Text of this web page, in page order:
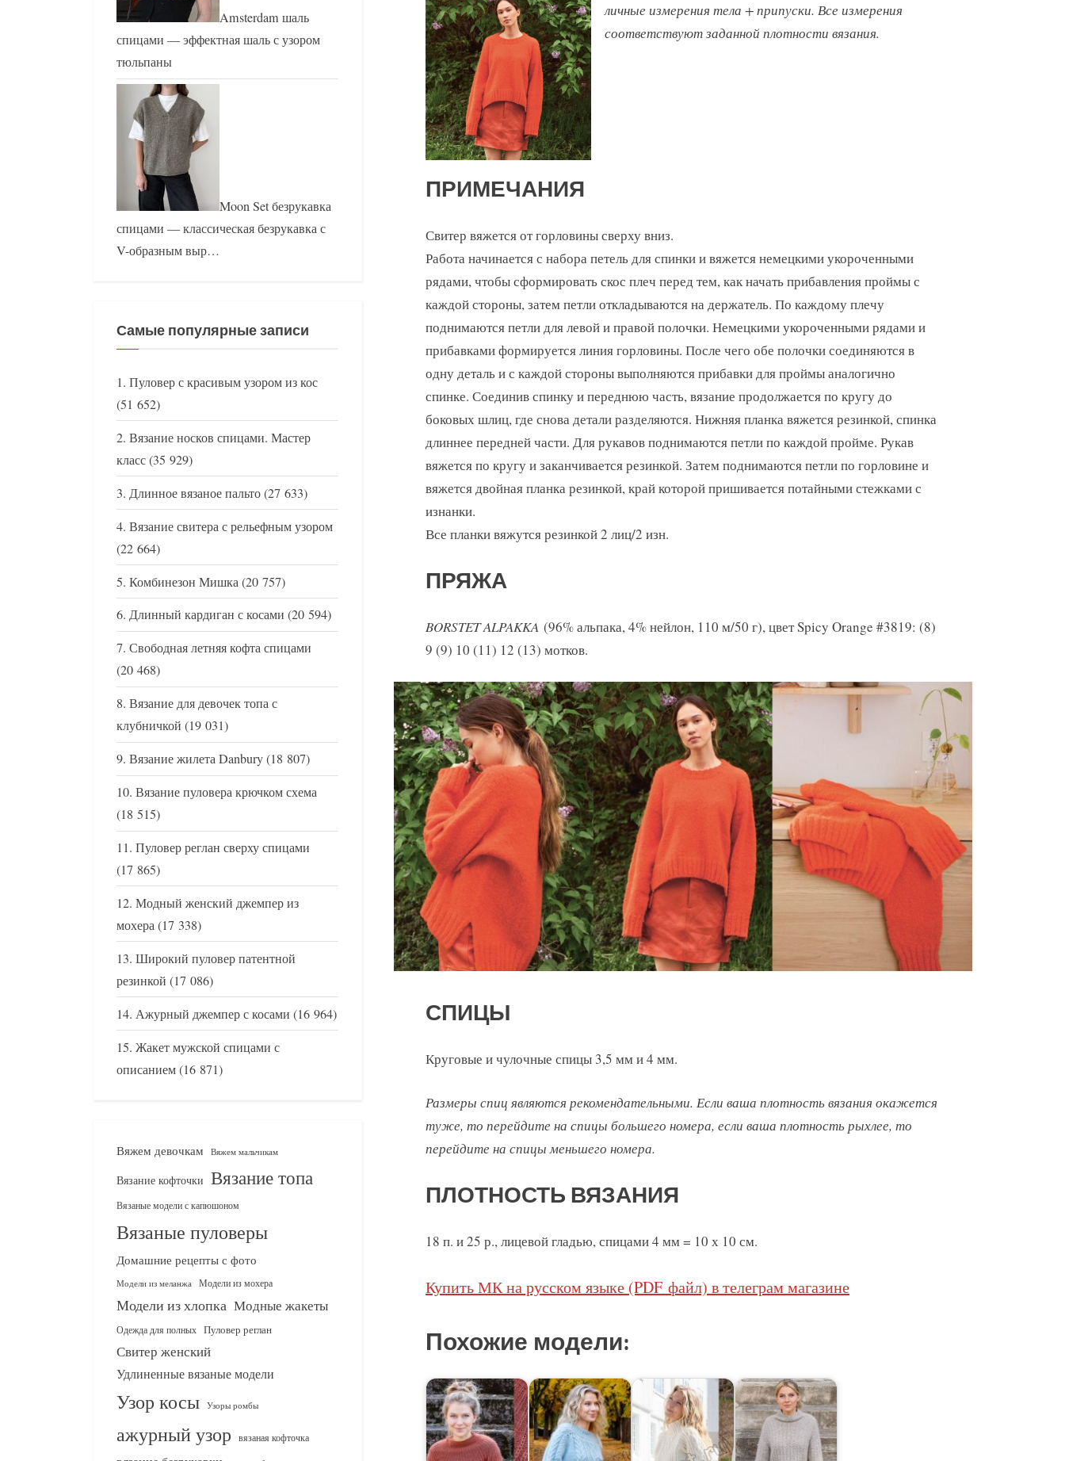
личные измерения тела + припуски. Все измерения
соответствуют заданной плотности вязания.
ПРИМЕЧАНИЯ
Свитер вяжется от горловины сверху вниз.
Работа начинается с набора петель для спинки и вяжется немецкими укороченными
рядами, чтобы сформировать скос плеч перед тем, как начать прибавления проймы с
каждой стороны, затем петли откладываются на держатель. По каждому плечу
поднимаются петли для левой и правой полочки. Немецкими укороченными рядами и
прибавками формируется линия горловины. После чего обе полочки соединяются в
одну деталь и с каждой стороны выполняются прибавки для проймы аналогично
спинке. Соединив спинку и переднюю часть, вязание продолжается по кругу до
боковых шлиц, где снова детали разделяются. Нижняя планка вяжется резинкой, спинка
длиннее передней части. Для рукавов поднимаются петли по каждой пройме. Рукав
вяжется по кругу и заканчивается резинкой. Затем поднимаются петли по горловине и
вяжется двойная планка резинкой, край которой пришивается потайными стежками с
изнанки.
Все планки вяжутся резинкой 2 лиц/2 изн.
ПРЯЖА
BORSTET ALPAKKA (96% альпака, 4% нейлон, 110 м/50 г), цвет Spicy Orange #3819: (8)
9 (9) 10 (11) 12 (13) мотков.
СПИЦЫ
Круговые и чулочные спицы 3,5 мм и 4 мм.
Размеры спиц являются рекомендательными. Если ваша плотность вязания окажется
туже, то перейдите на спицы большего номера, если ваша плотность рыхлее, то
перейдите на спицы меньшего номера.
ПЛОТНОСТЬ ВЯЗАНИЯ
18 п. и 25 р., лицевой гладью, спицами 4 мм = 10 х 10 см.
Купить МК на русском языке (PDF файл) в телеграм магазине
Похожие модели:
Amsterdam шаль
спицами — эффектная шаль с узором
тюльпаны
Moon Set безрукавка
спицами — классическая безрукавка с
V-образным выр…
Самые популярные записи
Пуловер с красивым узором из кос
(51 652)
Вязание носков спицами. Мастер
класс(35 929)
Длинное вязаное пальто(27 633)
Вязание свитера с рельефным узором
(22 664)
Комбинезон Мишка(20 757)
Длинный кардиган с косами (20 594)
Свободная летняя кофта спицами
(20 468)
Вязание для девочек топа с
клубничкой (19 031)
Вязание жилета Danbury(18 807)
Вязание пуловера крючком схема
(18 515)
Пуловер реглан сверху спицами
(17 865)
Модный женский джемпер из
мохера(17 338)
Широкий пуловер патентной
резинкой (17 086)
Ажурный джемпер с косами (16 964)
Жакет мужской спицами с
описанием(16 871)
Вяжем девочкам Вяжем мальчикам
Вязание кофточки Вязание топа
Вязаные модели с капюшоном
Вязаные пуловеры
Домашние рецепты с фото
Модели из меланжа Модели из мохера
Модели из хлопка Модные жакеты
Одежда для полных Пуловер реглан
Свитер женский
Удлиненные вязаные модели
Узор косы Узоры ромбы
ажурный узор вязаная кофточка